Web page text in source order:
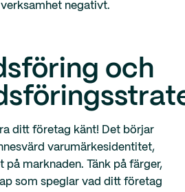
negativt.
och
ditt företag känt! Det börjar
varumärkesidentitet,
på marknaden. Tänk på färger,
som speglar vad ditt företag